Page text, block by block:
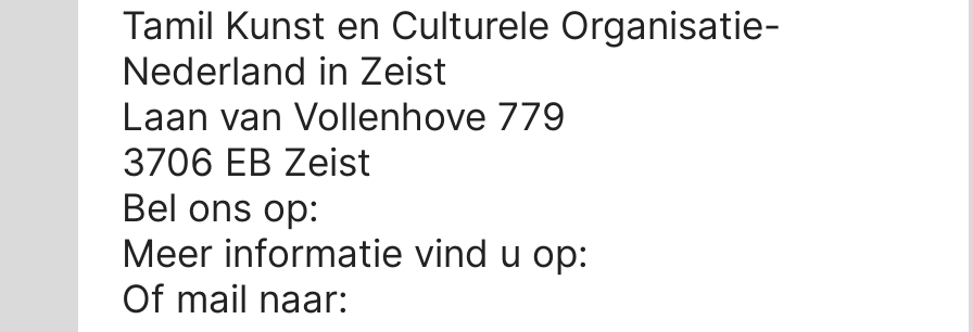
Tamil Kunst en Culturele Organisatie-
Nederland in Zeist
Laan van Vollenhove 779
3706 EB Zeist
Bel ons op:
Meer informatie vind u op:
Of mail naar: